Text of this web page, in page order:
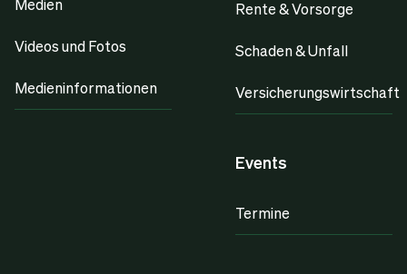
Videos und Fotos
Medieninformationen
Rente & Vorsorge
Schaden & Unfall
Versicherungswirtschaft
Events
Termine